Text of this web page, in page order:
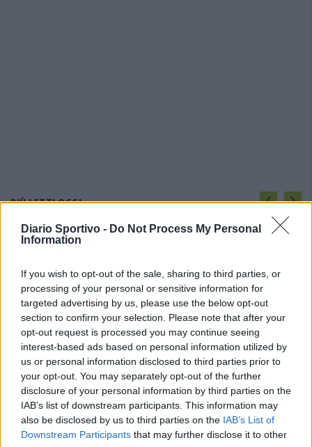
Diario Sportivo - Do Not Process My Personal
Information
If you wish to opt-out of the sale, sharing to third parties, or
processing of your personal or sensitive information for
targeted advertising by us, please use the below opt-out
section to confirm your selection. Please note that after your
opt-out request is processed you may continue seeing
interest-based ads based on personal information utilized by
us or personal information disclosed to third parties prior to
your opt-out. You may separately opt-out of the further
disclosure of your personal information by third parties on the
IAB’s list of downstream participants. This information may
also be disclosed by us to third parties on the IAB’s List of
Downstream Participants that may further disclose it to other
PIÙ LETTI OGGI
giovani tra i…
7 Ago 2026
L'Ilva si completa con Markic, Contucci,
Carlucci, Bevilacqua, Solinas, Souare e Galic
7 Ago 2026
Per Carbonia e Olbia si apre lo spiraglio di
ripartire dalla Seconda
7 Ago 2026